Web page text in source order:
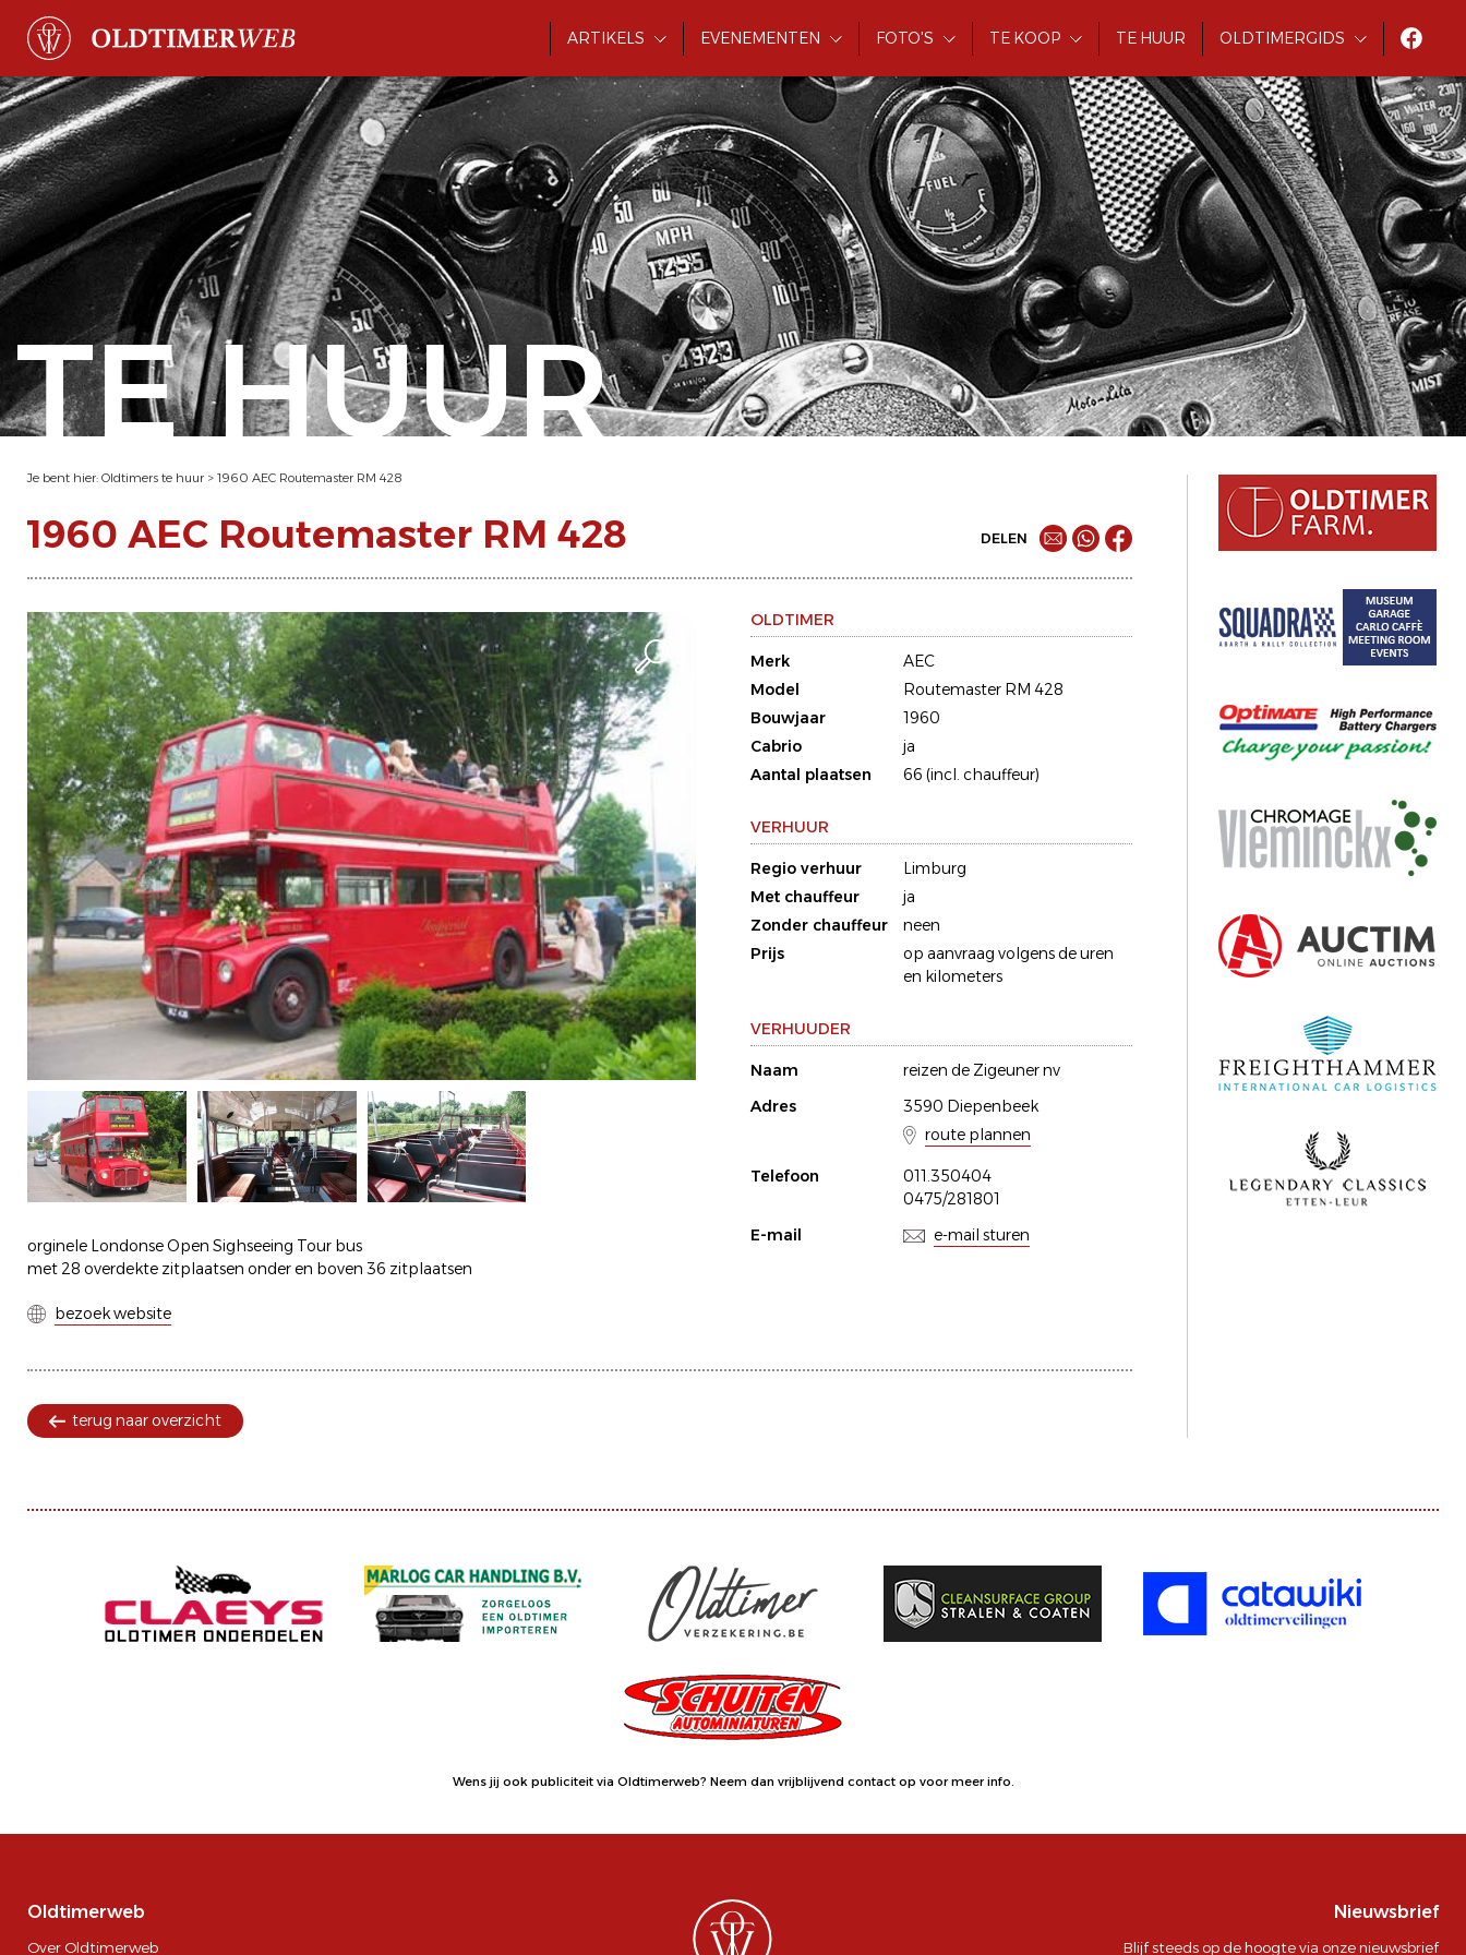
ARTIKELS EVENEMENTEN FOTO'S TE KOOP TE HUUR OLDTIMERGIDS
TE HUUR
Je bent hier: Oldtimers te huur > 1960 AEC Routemaster RM 428
1960 AEC Routemaster RM 428 DELEN
orginele Londonse Open Sighseeing Tour bus
met 28 overdekte zitplaatsen onder en boven 36 zitplaatsen
bezoek website
OLDTIMER
Merk
AEC
Model
Routemaster RM 428
Bouwjaar
1960
Cabrio
ja
Aantal plaatsen
66 (incl. chauffeur)
VERHUUR
Regio verhuur
Limburg
Met chauffeur
ja
Zonder chauffeur
neen
Prijs
op aanvraag volgens de uren
en kilometers
VERHUUDER
Naam
reizen de Zigeuner nv
Adres
3590 Diepenbeek
route plannen
Telefoon
011.350404
0475/281801
E-mail
e-mail sturen
terug naar overzicht
Wens jij ook publiciteit via Oldtimerweb? Neem dan vrijblijvend contact op voor meer info.
Oldtimerweb
Over Oldtimerweb
Nieuwsbrief
Blijf steeds op de hoogte via onze nieuwsbrief